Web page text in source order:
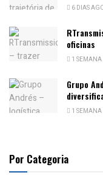
6 DIAS
oficinas
1
Grupo
1
Por Categoria